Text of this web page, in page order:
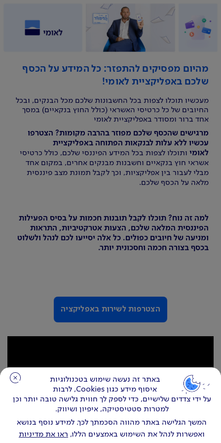
באתר זה נעשה שימוש בטכנולוגיות
איסוף מידע כגון Cookies, לרבות
על ידי צדדים שלישיים, כדי לספק לך חווית גלישה טובה יותר וכן
למטרות סטטיסטיקה, איפיון ושיווק.
המשך הגלישה באתר מהווה הסכמתך לכך. למידע נוסף בנושא
ואפשרות לנהל את השימוש באמצעים הללו, ראו את מדיניות
באתר זה נעשה שימוש בטכנולוגיות
איסוף מידע כגון Cookies, לרבות
על ידי צדדים שלישיים, כדי לספק לך חווית גלישה טובה יותר וכן
למטרות סטטיסטיקה, איפיון ושיווק.
המשך הגלישה באתר מהווה הסכמתך לכך. למידע נוסף בנושא
ואפשרות לנהל את השימוש באמצעים הללו, ראו את מדיניות
מהיום מפסיקים להתפזר: כל המידע על הכסף
שלכם באפליקציית לאומי!
מעכשיו תוכלו לצפות בכל החשבונות שלכם מכל הבנקים, ובכל
החיובים של כל כרטיסי האשראי (כולל החוץ בנקאיים) במסך
אחד ברור ומסודר באפליקציית לאומי
מרגישים שהכסף שלכם מפוזר בהרבה מקומות? הצטרפו
עכשיו ללא עלות לבנקאות הפתוחה באפליקציית
לאומי ותוכלו לצפות בכל המידע הפיננסי שלכם, כולל כרטיסי
אשראי חוץ בנקאיים וחשבנות מבנקים אחרים, במקום אחד
מבלי לעבור בין אפליקציות, וכך לקבל תמונת מצב פיננסית
מלאה על הכסף שלכם.
למה זה נוח? תוכלו לקבל תובנות חכמות על בסיס הפעילות
הפיננסית המלאה שלכם, הצעות אטרקטיביות, התראות
ומניעה של חיובים כפולים. כל אלה יסייעו לכם לנהל ולשלוט
בכסף בצורה חכמה וחסכונית יותר.
הצטרפות לשירות באפליקציה